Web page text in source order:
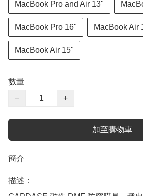
MacBook Pro and Air 13"
MacBook Pro 16" MacBook Air
MacBook Air 15"
數量
−
+
加至購物車
簡介
描述：